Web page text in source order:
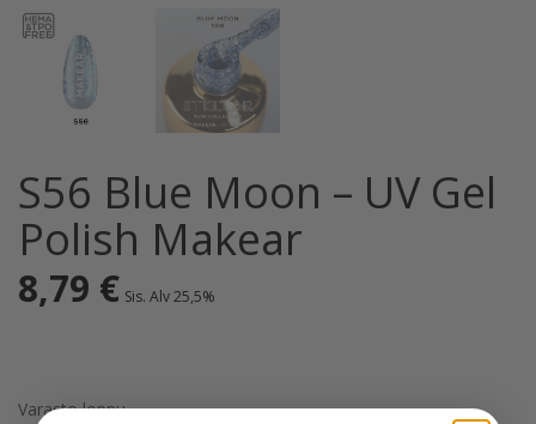
S56 Blue Moon – UV Gel
Polish Makear
8,79 € Sis. Alv 25,5%
Varasto loppu